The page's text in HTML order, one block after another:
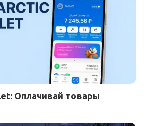
Оплачивай товары